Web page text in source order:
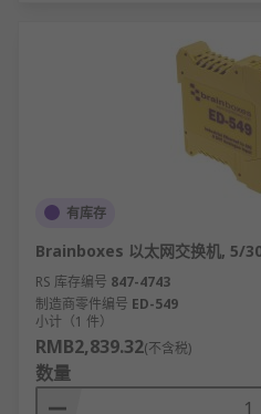
有库存
Brainboxes 以太网交换机, 5/
RS 库存编号 847-4743
制造商零件编号 ED-549
小计（1 件）
RMB2,839.32(不含税)
数量